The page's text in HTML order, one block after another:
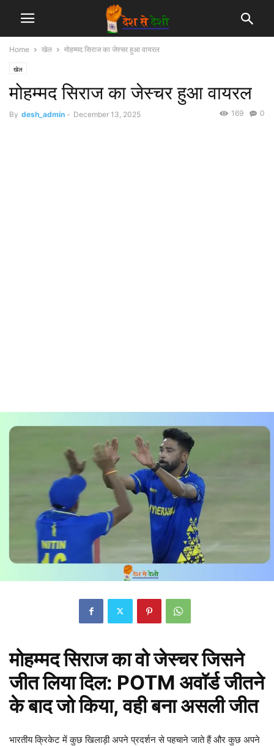
Home खेल मोहम्मद सिराज का जेस्चर हुआ वायरल
खेल
मोहम्मद सिराज का जेस्चर हुआ वायरल
By desh_admin - December 13, 2025 0
169
मोहम्मद सिराज का वो जेस्चर जिसने
जीत लिया दिल: POTM अवॉर्ड जीतने
के बाद जो किया, वही बना असली जीत
भारतीय क्रिकेट में कुछ खिलाड़ी अपने प्रदर्शन से पहचाने जाते हैं और कुछ अपने